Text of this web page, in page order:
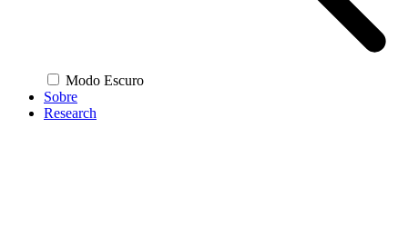
Modo Escuro
Sobre
Research